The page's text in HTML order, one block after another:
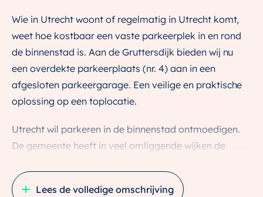
Wie in Utrecht woont of regelmatig in Utrecht komt,
weet hoe kostbaar een vaste parkeerplek in en rond
de binnenstad is. Aan de Gruttersdijk bieden wij nu
een overdekte parkeerplaats (nr. 4) aan in een
afgesloten parkeergarage. Een veilige en praktische
oplossing op een toplocatie.
Utrecht wil parkeren in de binnenstad ontmoedigen.
De gemeente heeft in veel omliggende wijken de
tweede vergunning verkrijgen is zelfs niet meer
mogelijk in de Vogelenbuurt. Deze overdekte
Lees de volledige omschrijving